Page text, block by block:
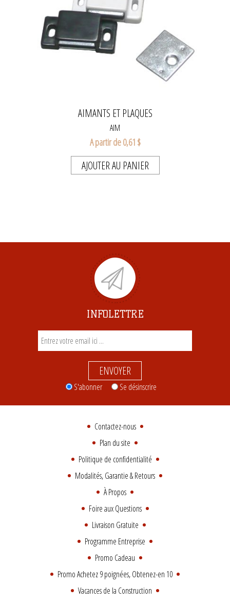
AIMANTS ET PLAQUES
AIM
A partir de 0,61 $
AJOUTER AU PANIER
INFOLETTRE
ENVOYER
S'abonner Se désinscrire
Contactez-nous
Plan du site
Politique de confidentialité
Modalités, Garantie & Retours
À Propos
Foire aux Questions
Livraison Gratuite
Programme Entreprise
Promo Cadeau
Promo Achetez 9 poignées, Obtenez-en 10
Vacances de la Construction